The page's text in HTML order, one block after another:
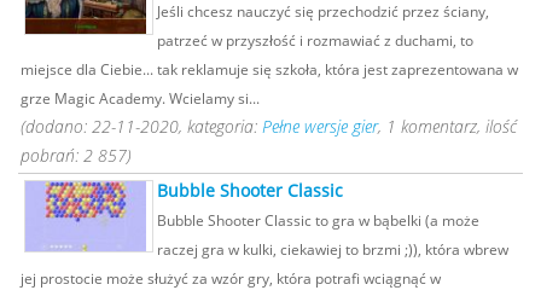
Jeśli chcesz nauczyć się przechodzić przez ściany,
patrzeć w przyszłość i rozmawiać z duchami, to
miejsce dla Ciebie... tak reklamuje się szkoła, która jest zaprezentowana w
grze Magic Academy. Wcielamy si...
(dodano: 22-11-2020, kategoria: Pełne wersje gier, 1 komentarz, ilość
pobrań: 2 857)
Bubble Shooter Classic
Bubble Shooter Classic to gra w bąbelki (a może
raczej gra w kulki, ciekawiej to brzmi ;)), która wbrew
jej prostocie może służyć za wzór gry, która potrafi wciągnąć w